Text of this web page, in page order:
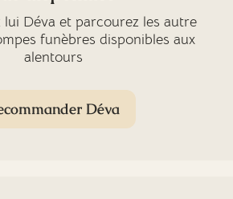
lui Déva et parcourez les autre
funèbres disponibles aux
alentours
Déva